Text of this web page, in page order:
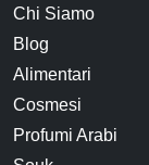
Chi Siamo
Blog
Alimentari
Cosmesi
Profumi Arabi